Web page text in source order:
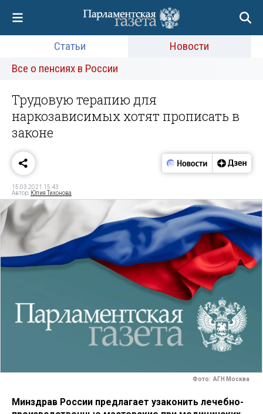
Статьи
Новости
Все о пенсиях в России
Трудовую терапию для
наркозависимых хотят прописать в
законе
15.03.2021 15:43
Автор: Юлия Тихонова
Фото: АГН Москва
Минздрав России предлагает узаконить лечебно-